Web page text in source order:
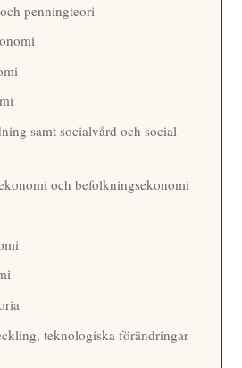
penningteori
samt socialvård och social
och befolkningsekonomi
teknologiska förändringar